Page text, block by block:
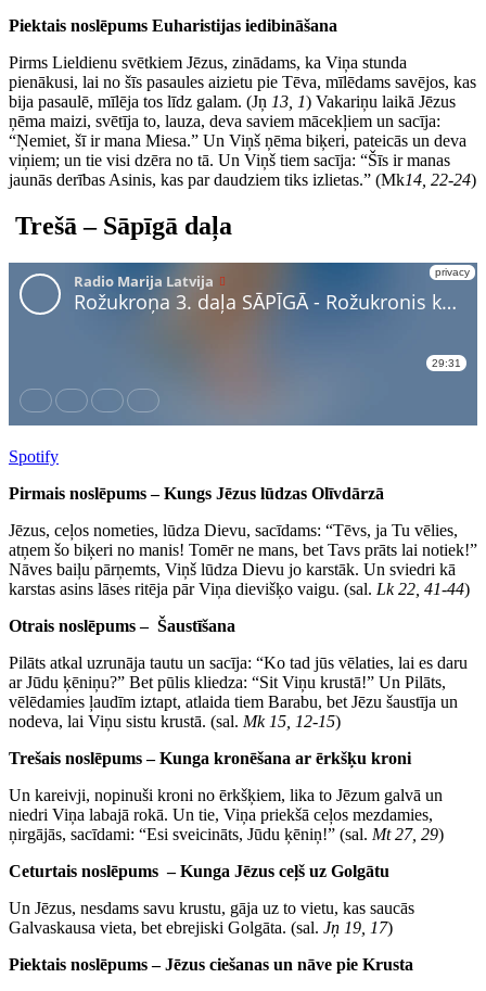
Piektais noslēpums Euharistijas iedibināšana
Pirms Lieldienu svētkiem Jēzus, zinādams, ka Viņa stunda
pienākusi, lai no šīs pasaules aizietu pie Tēva, mīlēdams savējos, kas
bija pasaulē, mīlēja tos līdz galam. (Jņ 13, 1) Vakariņu laikā Jēzus
ņēma maizi, svētīja to, lauza, deva saviem mācekļiem un sacīja:
“Ņemiet, šī ir mana Miesa.” Un Viņš ņēma biķeri, pateicās un deva
viņiem; un tie visi dzēra no tā. Un Viņš tiem sacīja: “Šīs ir manas
jaunās derības Asinis, kas par daudziem tiks izlietas.” (Mk14, 22-24)
Trešā – Sāpīgā daļa
Spotify
Pirmais noslēpums – Kungs Jēzus lūdzas Olīvdārzā
Jēzus, ceļos nometies, lūdza Dievu, sacīdams: “Tēvs, ja Tu vēlies,
atņem šo biķeri no manis! Tomēr ne mans, bet Tavs prāts lai notiek!”
Nāves baiļu pārņemts, Viņš lūdza Dievu jo karstāk. Un sviedri kā
karstas asins lāses ritēja pār Viņa dievišķo vaigu. (sal. Lk 22, 41-44)
Otrais noslēpums – Šaustīšana
Pilāts atkal uzrunāja tautu un sacīja: “Ko tad jūs vēlaties, lai es daru
ar Jūdu ķēniņu?” Bet pūlis kliedza: “Sit Viņu krustā!” Un Pilāts,
vēlēdamies ļaudīm iztapt, atlaida tiem Barabu, bet Jēzu šaustīja un
nodeva, lai Viņu sistu krustā. (sal. Mk 15, 12-15)
Trešais noslēpums – Kunga kronēšana ar ērkšķu kroni
Un kareivji, nopinuši kroni no ērkšķiem, lika to Jēzum galvā un
niedri Viņa labajā rokā. Un tie, Viņa priekšā ceļos mezdamies,
ņirgājās, sacīdami: “Esi sveicināts, Jūdu ķēniņ!” (sal. Mt 27, 29)
Ceturtais noslēpums – Kunga Jēzus ceļš uz Golgātu
Un Jēzus, nesdams savu krustu, gāja uz to vietu, kas saucās
Galvaskausa vieta, bet ebrejiski Golgāta. (sal. Jņ 19, 17)
Piektais noslēpums – Jēzus ciešanas un nāve pie Krusta